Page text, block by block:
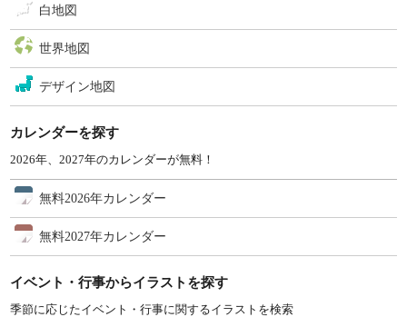
白地図
世界地図
デザイン地図
カレンダーを探す
2026年、2027年のカレンダーが無料！
無料2026年カレンダー
無料2027年カレンダー
イベント・行事からイラストを探す
季節に応じたイベント・行事に関するイラストを検索